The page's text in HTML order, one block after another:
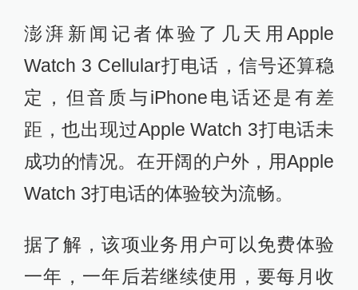
澎湃新闻记者体验了几天用Apple
Watch 3 Cellular打电话，信号还算稳
定，但音质与iPhone电话还是有差
距，也出现过Apple Watch 3打电话未
成功的情况。在开阔的户外，用Apple
Watch 3打电话的体验较为流畅。
据了解，该项业务用户可以免费体验
一年，一年后若继续使用，要每月收